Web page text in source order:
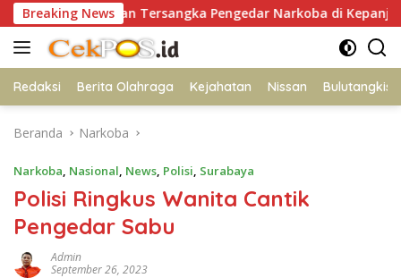
Langsung
ke
konten
Breaking News
Tersangka Pengedar Narkoba di Kepanjen, Sita Sabu 96
Redaksi Berita Olahraga Kejahatan Nissan Bulutangkis
Beranda Narkoba
Narkoba, Nasional, News, Polisi, Surabaya
Polisi Ringkus Wanita Cantik
Pengedar Sabu
Admin
September 26, 2023